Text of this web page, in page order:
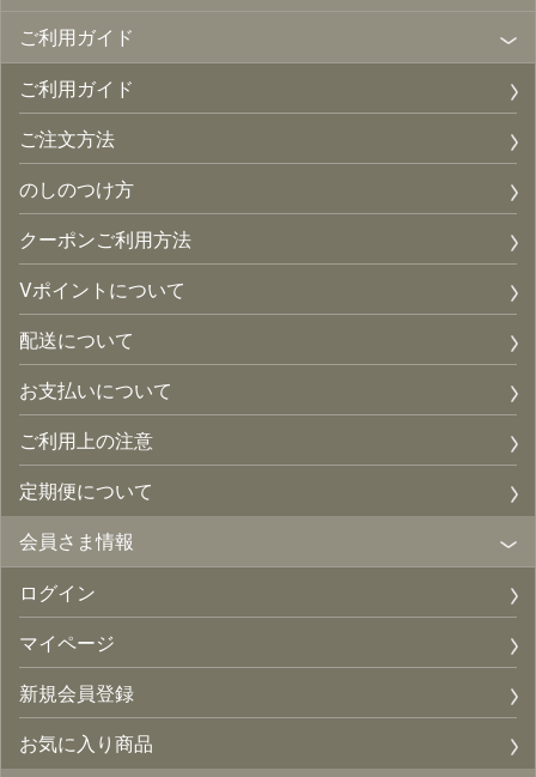
ご利用ガイド
ご利用ガイド
ご注文方法
のしのつけ方
クーポンご利用方法
Vポイントについて
配送について
お支払いについて
ご利用上の注意
定期便について
会員さま情報
ログイン
マイページ
新規会員登録
お気に入り商品